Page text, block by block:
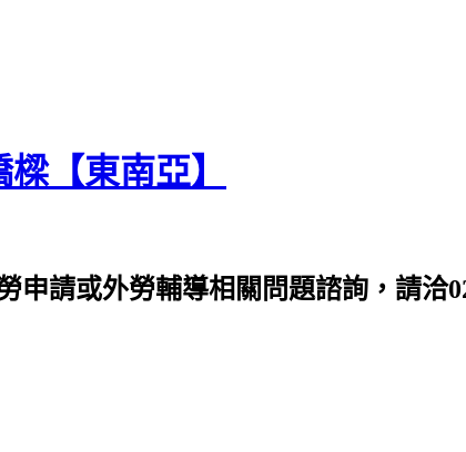
【東南亞】
請或外勞輔導相關問題諮詢，請洽